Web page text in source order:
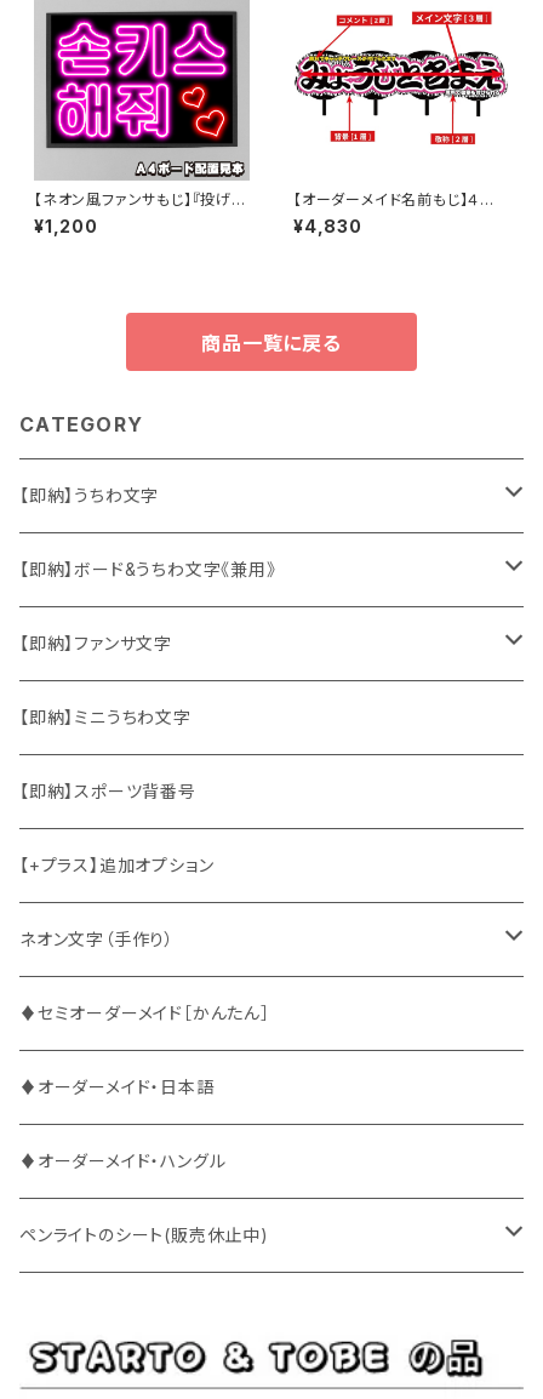
【ネオン風ファンサもじ】『投げキ
スして [손키스 해줘]【ボード&
うちわ文字】
¥1,200
【オーダーメイド名前もじ】４連
結【プリントうちわ文字】
¥4,830
商品一覧に戻る
CATEGORY
【即納】うちわ文字
ソロ・歌手&タレント
韓国ソロ・歌手&タレント
東方神起
竜宮城
2PM
ATEEZ
BUDDiiS
DXTEEN
ENHYPEN
EXO
iKON
【即納】ボード&うちわ文字《兼用》
ソロ・歌手&タレント
韓国ソロ・歌手&タレント
東方神起
2PM
ASTRO
ATEEZ
BLANK2Y
BOYNEXTDOOR
BUDDiiS
ENHYPEN
【即納】ファンサ文字
日本語&英語
ハングル
中国語
【即納】ミニうちわ文字
【即納】スポーツ背番号
【+プラス】追加オプション
ネオン文字（手作り）
ファンサ
CRAVITY
ENHYPEN
EXO
Stray Kids
♦セミオーダーメイド［かんたん］
♦オーダーメイド・日本語
♦オーダーメイド・ハングル
ペンライトのシート(販売休止中)
INI